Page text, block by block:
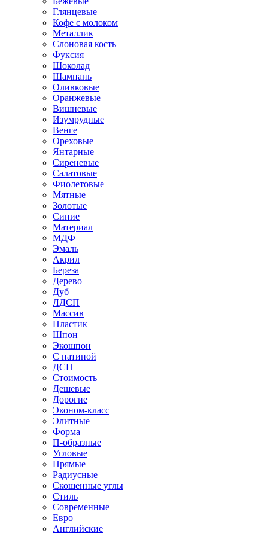
Глянцевые
Кофе с молоком
Металлик
Слоновая кость
Фуксия
Шоколад
Шампань
Оливковые
Оранжевые
Вишневые
Изумрудные
Венге
Ореховые
Янтарные
Сиреневые
Салатовые
Фиолетовые
Мятные
Золотые
Синие
Материал
МДФ
Эмаль
Акрил
Береза
Дерево
Дуб
ЛДСП
Массив
Пластик
Шпон
Экошпон
С патиной
ДСП
Стоимость
Дешевые
Дорогие
Эконом-класс
Элитные
Форма
П-образные
Угловые
Прямые
Радиусные
Скошенные углы
Стиль
Современные
Евро
Английские